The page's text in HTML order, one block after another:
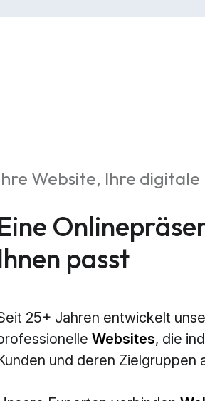
Website, Ihre
passt
25+ Jahren entwickelt
Websites, die
und deren Zielgruppen